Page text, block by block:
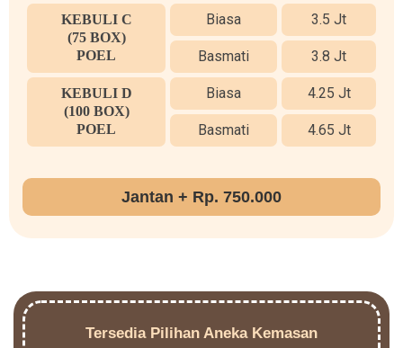
KEBULI C
(75 BOX)
POEL
Biasa 3.5 Jt
Basmati 3.8 Jt
KEBULI D
(100 BOX)
POEL
Biasa 4.25 Jt
Basmati 4.65 Jt
Jantan + Rp. 750.000
Tersedia Pilihan Aneka Kemasan